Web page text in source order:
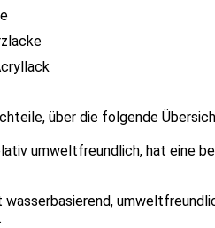
über die folgende
umweltfreundlich, hat eine